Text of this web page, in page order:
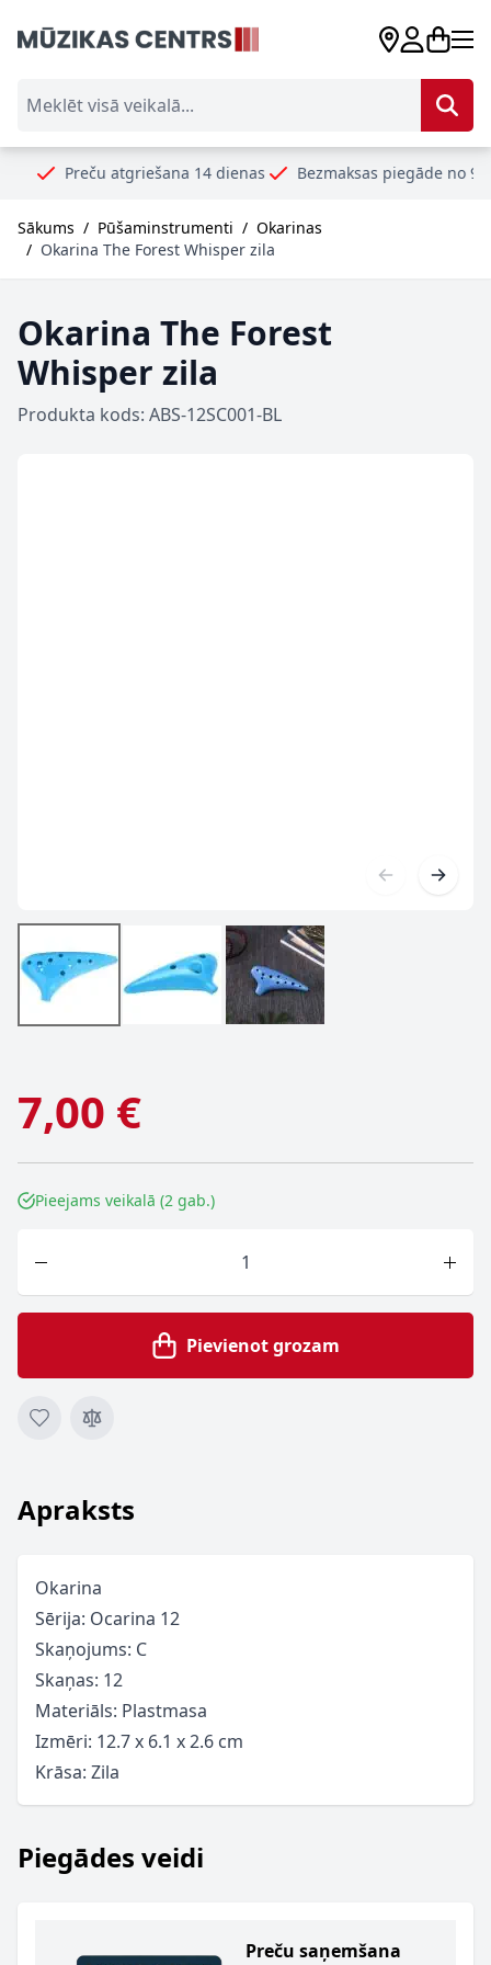
atgriešana 14 dienas Bezmaksas piegāde no 99€
Sākums / Pūšaminstrumenti / Okarinas
/ Okarina The Forest Whisper zila
Okarina The Forest
Whisper zila
Produkta kods: ABS-12SC001-BL
7,00 €
Pieejams veikalā (2 gab.)
Pievienot grozam
Apraksts
Okarina
Sērija: Ocarina 12
Skaņojums: C
Skaņas: 12
Materiāls: Plastmasa
Izmēri: 12.7 x 6.1 x 2.6 cm
Krāsa: Zila
Piegādes veidi
Preču saņemšana